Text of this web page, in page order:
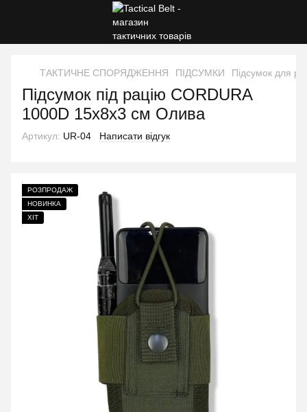
ТАКТИЧНЕ СПОРЯДЖЕННЯ ПІДСУМКИ Підсумок для
Підсумок під рацію CORDURA
1000D 15х8х3 см Олива
Артикул: UR-04 Написати відгук
РОЗПРОДАЖ
НОВИНКА
ХІТ